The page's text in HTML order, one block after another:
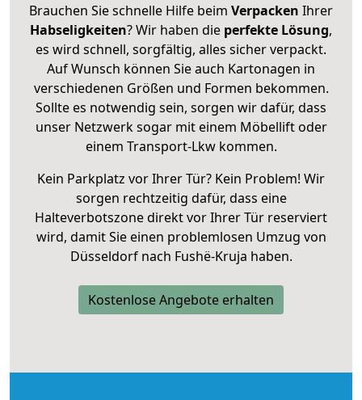
Brauchen Sie schnelle Hilfe beim Verpacken Ihrer
Habseligkeiten? Wir haben die perfekte Lösung,
es wird schnell, sorgfältig, alles sicher verpackt.
Auf Wunsch können Sie auch Kartonagen in
verschiedenen Größen und Formen bekommen.
Sollte es notwendig sein, sorgen wir dafür, dass
unser Netzwerk sogar mit einem Möbellift oder
einem Transport-Lkw kommen.
Kein Parkplatz vor Ihrer Tür? Kein Problem! Wir
sorgen rechtzeitig dafür, dass eine
Halteverbotszone direkt vor Ihrer Tür reserviert
wird, damit Sie einen problemlosen Umzug von
Düsseldorf nach Fushë-Kruja haben.
Kostenlose Angebote erhalten